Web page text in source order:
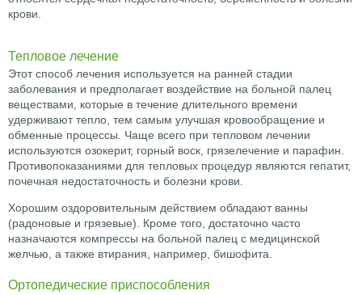
крови.
Тепловое лечение
Этот способ лечения используется на ранней стадии
заболевания и предполагает воздействие на больной палец
веществами, которые в течение длительного времени
удерживают тепло, тем самым улучшая кровообращение и
обменные процессы. Чаще всего при тепловом лечении
используются озокерит, горный воск, грязелечение и парафин.
Противопоказаниями для тепловых процедур являются гепатит,
почечная недостаточность и болезни крови.
Хорошим оздоровительным действием обладают ванны
(радоновые и грязевые). Кроме того, достаточно часто
назначаются компрессы на больной палец с медицинской
желчью, а также втирания, например, бишофита.
Ортопедические приспособления